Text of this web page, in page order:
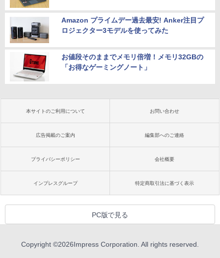
Amazon プライムデー過去最安! Anker注目プ
ロジェクター3モデルを使ってみた
お値段そのままでメモリ倍増！メモリ32GBの
「お得なゲーミングノート」
本サイトのご利用について お問い合わせ
広告掲載のご案内 編集部へのご連絡
プライバシーポリシー 会社概要
インプレスグループ 特定商取引法に基づく表示
PC版で見る
Copyright ©2026Impress Corporation. All rights reserved.